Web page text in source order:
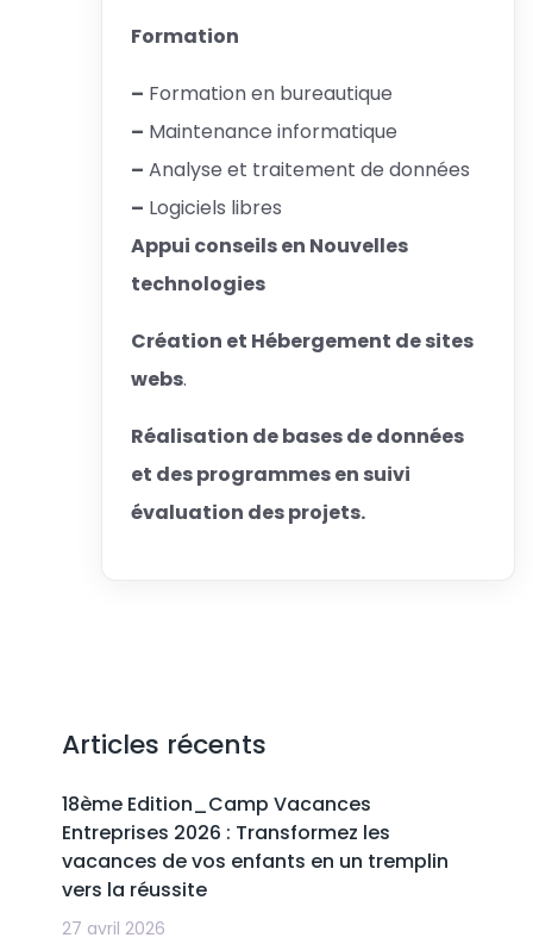
Formation
– Formation en bureautique
– Maintenance informatique
– Analyse et traitement de données
– Logiciels libres
Appui conseils en Nouvelles
technologies
Création et Hébergement de sites
webs.
Réalisation de bases de données
et des programmes en suivi
évaluation des projets.
Articles récents
18ème Edition_Camp Vacances
Entreprises 2026 : Transformez les
vacances de vos enfants en un tremplin
vers la réussite
27 avril 2026